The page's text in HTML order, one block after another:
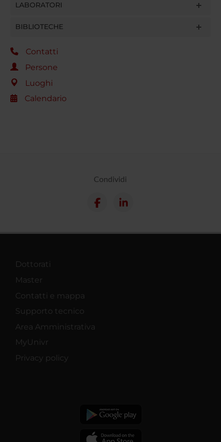
LABORATORI
BIBLIOTECHE
Contatti
Persone
Luoghi
Calendario
Condividi
Dottorati
Master
Contatti e mappa
Supporto tecnico
Area Amministrativa
MyUnivr
Privacy policy